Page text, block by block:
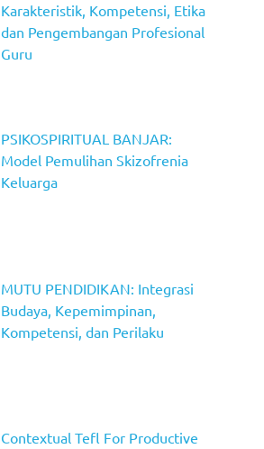
Karakteristik, Kompetensi, Etika
dan Pengembangan Profesional
Guru
PSIKOSPIRITUAL BANJAR:
Model Pemulihan Skizofrenia
Keluarga
MUTU PENDIDIKAN: Integrasi
Budaya, Kepemimpinan,
Kompetensi, dan Perilaku
Contextual Tefl For Productive